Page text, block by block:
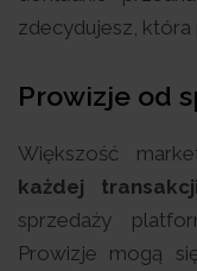
zdecydujesz, która
Prowizje od
Większość
każdej transakcji
sprzedaży
Prowizje mogą